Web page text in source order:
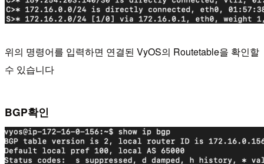
위의 명령어를 입력하면 연결된 VyOS의 Routetable을 확인할
수 있습니다
BGP확인